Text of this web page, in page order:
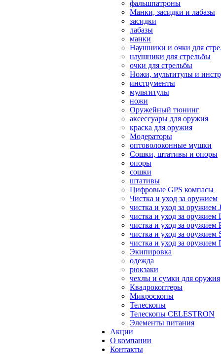
фальшпатроны
Манки, засидки и лабазы
засидки
лабазы
манки
Наушники и очки для
наушники для стрельбы
очки для стрельбы
Ножи, мультитулы и
инструменты
мультитулы
ножи
Оружейный тюнинг
аксессуары для оружия
краска для оружия
Модераторы
оптоволоконные мушки
Сошки, штативы и опоры
опоры
сошки
штативы
Цифровые GPS компасы
Чистка и уход за оружием
чистка и уход за оружием
чистка и уход за оружием
чистка и уход за оружием
чистка и уход за оружием
чистка и уход за
Экипировка
одежда
рюкзаки
чехлы и сумки для оружия
Квадрокоптеры
Микроскопы
Телескопы
Телескопы CELESTRON
Элементы питания
Акции
О компании
Контакты